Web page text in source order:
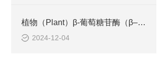
植物（Plant）β-葡萄糖苷酶（β–glucosidase） ELISA检测试剂盒工作原理
2024-12-04